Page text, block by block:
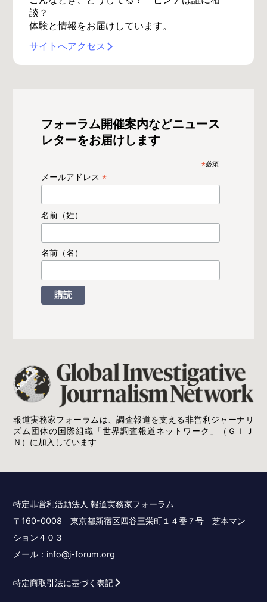
談？
体験と情報をお届けしています。
サイトへアクセス
フォーラム開催案内などニュース
レターをお届けします
*必須
メールアドレス*
名前（姓）
名前（名）
報道実務家フォーラムは、調査報道を支える非営利ジャーナリ
ズム団体の国際組織「世界調査報道ネットワーク」（ＧＩＪ
Ｎ）に加入しています
特定非営利活動法人 報道実務家フォーラム
〒160-0008 東京都新宿区四谷三栄町１４番７号 芝本マン
ション４０３
メール：info@j-forum.org
特定商取引法に基づく表記